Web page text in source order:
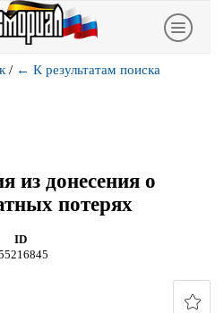
/ ← К результатам поиска
из донесения о
потерях
ID